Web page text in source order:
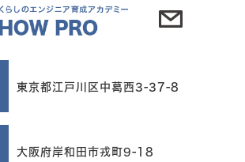
東京都江戸川区中葛西3-37-8
大阪府岸和田市戎町9-18